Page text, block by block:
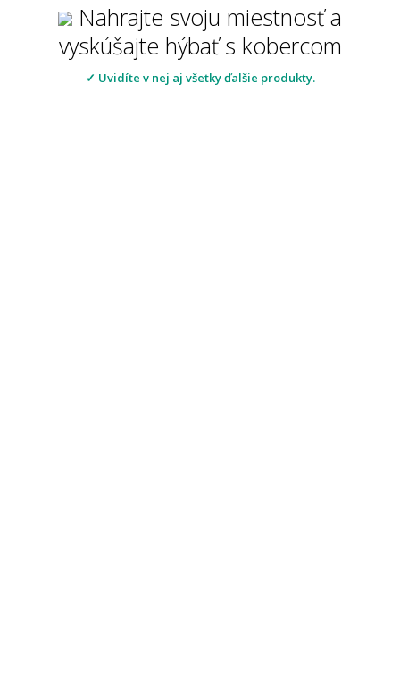
Nahrajte svoju miestnosť a
vyskúšajte hýbať s kobercom
✓ Uvidíte v nej aj všetky ďalšie produkty.